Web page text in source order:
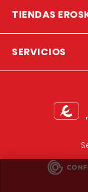
TIENDAS
SERVICIOS